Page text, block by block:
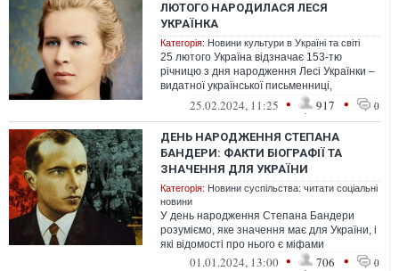
ЛЮТОГО НАРОДИЛАСЯ ЛЕСЯ
УКРАЇНКА
Категорія: Новини культури в Україні та світі
25 лютого Україна відзначає 153-тю
річницю з дня народження Лесі Українки –
видатної української письменниці,
перекладачки, публіцистки та громадської...
25.02.2024, 11:25 • 917 • 0
ДЕНЬ НАРОДЖЕННЯ СТЕПАНА
БАНДЕРИ: ФАКТИ БІОГРАФІЇ ТА
ЗНАЧЕННЯ ДЛЯ УКРАЇНИ
Категорія: Новини суспільства: читати соціальні
новини
У день народження Степана Бандери
розуміємо, яке значення має для України, і
які відомості про нього є міфами
01.01.2024, 13:00 • 706 • 0